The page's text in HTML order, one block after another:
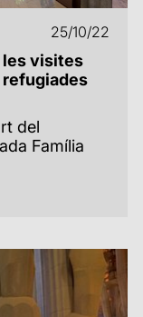
25/10/22
les visites
del
Família